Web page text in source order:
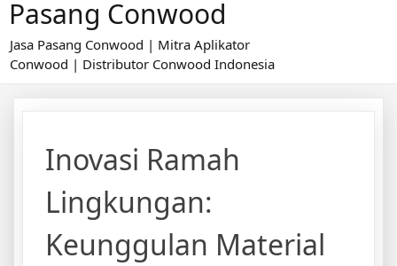
Pasang Conwood
Jasa Pasang Conwood | Mitra Aplikator
Conwood | Distributor Conwood Indonesia
Inovasi Ramah
Lingkungan:
Keunggulan Material